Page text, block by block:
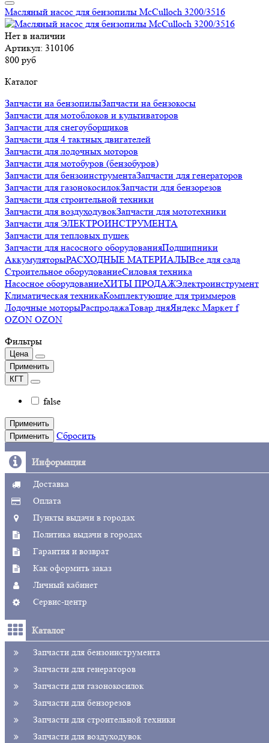
Масляный насос для бензопилы McCulloch 3200/3516
Нет в наличии
Артикул: 310106
800 руб
Каталог
Запчасти на бензопилыЗапчасти на бензокосы
Запчасти для мотоблоков и культиваторов
Запчасти для снегоуборщиков
Запчасти для 4 тактных двигателей
Запчасти для лодочных моторов
Запчасти для мотобуров (бензобуров)
Запчасти для бензоинструментаЗапчасти для генераторов
Запчасти для газонокосилокЗапчасти для бензорезов
Запчасти для строительной техники
Запчасти для воздуходувокЗапчасти для мототехники
Запчасти для ЭЛЕКТРОИНСТРУМЕНТА
Запчасти для тепловых пушек
Запчасти для насосного оборудованияПодшипники
АккумуляторыРАСХОДНЫЕ МАТЕРИАЛЫВсе для сада
Строительное оборудованиеСиловая техника
Насосное оборудованиеХИТЫ ПРОДАЖЭлектроинструмент
Климатическая техникаКомплектующие для триммеров
Лодочные моторыРаспродажаТовар дняЯндекс.Маркет f
OZON OZON
Фильтры
Цена
Применить
КГТ
false
Применить
Применить
Сбросить
Информация
Доставка
Оплата
Пункты выдачи в городах
Политика выдачи в городах
Гарантия и возврат
Как оформить заказ
Личный кабинет
Сервис-центр
Каталог
Запчасти для бензоинструмента
Запчасти для генераторов
Запчасти для газонокосилок
Запчасти для бензорезов
Запчасти для строительной техники
Запчасти для воздуходувок